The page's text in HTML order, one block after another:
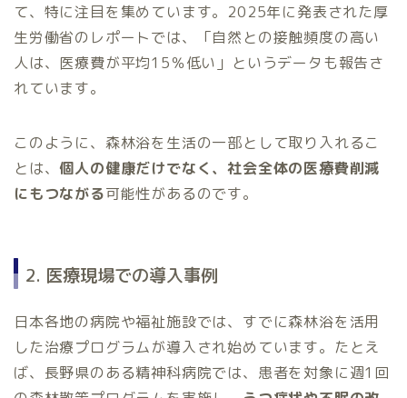
て、特に注目を集めています。2025年に発表された厚
生労働省のレポートでは、「自然との接触頻度の高い
人は、医療費が平均15％低い」というデータも報告さ
れています。
このように、森林浴を生活の一部として取り入れるこ
とは、 個人の健康だけでなく、社会全体の医療費削減
にもつながる可能性があるのです。
2. 医療現場での導入事例
日本各地の病院や福祉施設では、すでに森林浴を活用
した治療プログラムが導入され始めています。たとえ
ば、長野県のある精神科病院では、患者を対象に週1回